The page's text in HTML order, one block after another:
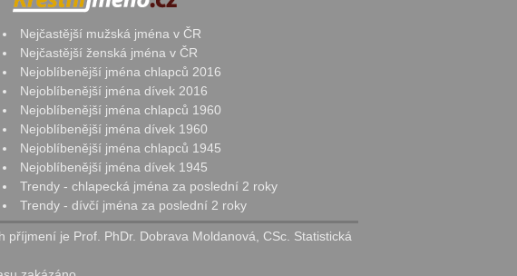
Nejčastější mužská jména v ČR
Nejčastější ženská jména v ČR
Nejoblíbenější jména chlapců 2016
Nejoblíbenější jména dívek 2016
Nejoblíbenější jména chlapců 1960
Nejoblíbenější jména dívek 1960
Nejoblíbenější jména chlapců 1945
Nejoblíbenější jména dívek 1945
Trendy - chlapecká jména za poslední 2 roky
Trendy - dívčí jména za poslední 2 roky
je Prof. PhDr. Dobrava Moldanová, CSc. Statistická